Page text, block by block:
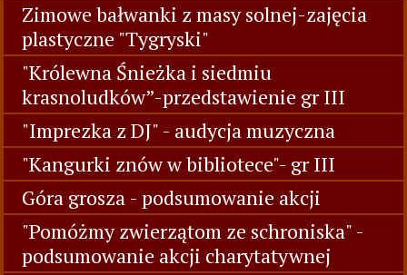
Zimowe bałwanki z masy solnej-zajęcia
plastyczne "Tygryski"
"Królewna Śnieżka i siedmiu
krasnoludków”-przedstawienie gr III
"Imprezka z DJ" - audycja muzyczna
"Kangurki znów w bibliotece"- gr III
Góra grosza - podsumowanie akcji
"Pomóżmy zwierzątom ze schroniska" -
podsumowanie akcji charytatywnej